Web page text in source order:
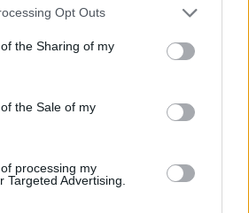
app uses one or more Google
or usage behaviour. You may click to
to Google and its third-party tags to
specified purposes in below Google
Opt Outs
the Sharing of my
the Sale of my
processing my
Targeted Advertising.
— κι αυτό είναι
Μας αναγκάζει να
δημιουργούμε
LLM, αντίθετα, θυμούνται
να απαγγείλουν τη
από αυτήν.